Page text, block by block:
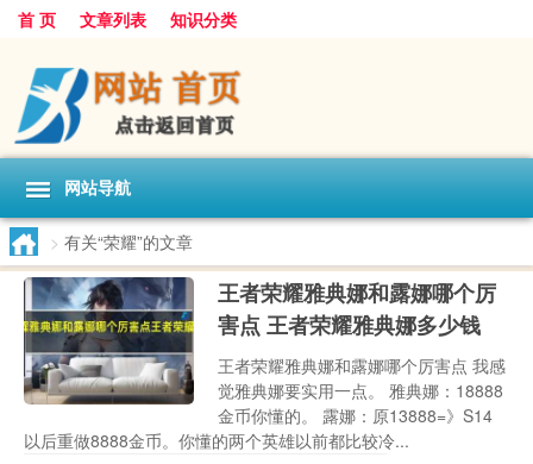
首 页 文章列表 知识分类
网站导航
> 有关“荣耀”的文章
王者荣耀雅典娜和露娜哪个厉
害点 王者荣耀雅典娜多少钱
王者荣耀雅典娜和露娜哪个厉害点 我感
觉雅典娜要实用一点。 雅典娜：18888
金币你懂的。 露娜：原13888=》S14
以后重做8888金币。你懂的两个英雄以前都比较冷...